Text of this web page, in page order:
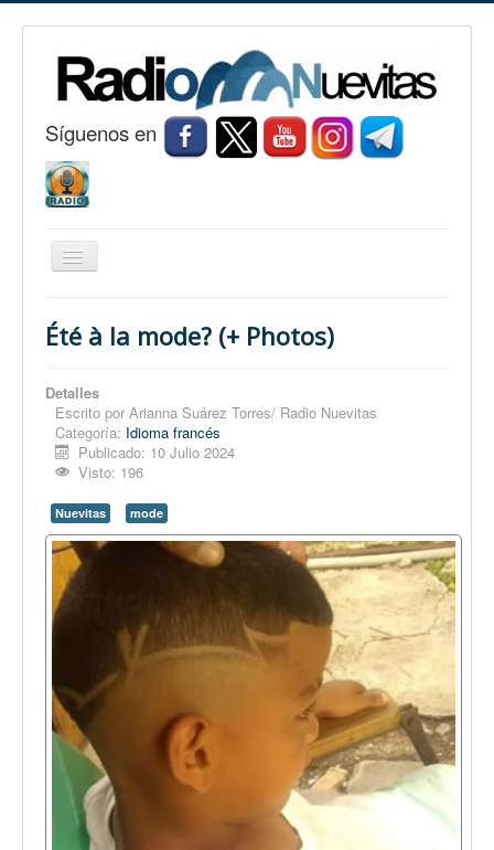
Síguenos en
Cambiar
Nuevitas
Noticias
Conozca Nuevitas
Fotorreportaje
Opinión
En audio
Medio Ambiente
Ciencia, tecnología y curiosidades
Inglés
Desempolvando la historia
Été à la mode? (+ Photos)
Detalles
Escrito por Arianna Suárez Torres/ Radio Nuevitas
Categoría: Idioma francés
Publicado: 10 Julio 2024
Visto: 196
Nuevitas mode